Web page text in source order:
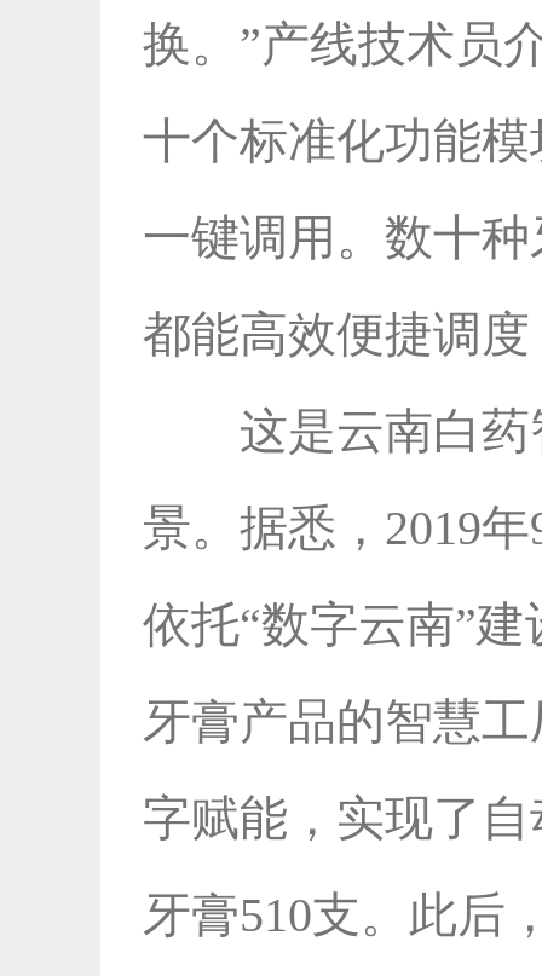
换。”产线技术员
十个标准化功能
一键调用。数十
都能高效便捷调
这是云南白
景。据悉，2019
依托“数字云南”
牙膏产品的智慧
字赋能，实现了
牙膏510支。此后